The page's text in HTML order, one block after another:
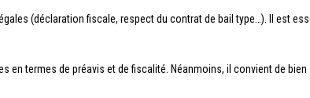
(déclaration fiscale, respect du contrat de bail type…). Il est
en termes de préavis et de fiscalité. Néanmoins, il convient de bien